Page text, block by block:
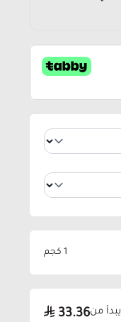
1 كجم
يبدأ من33.36